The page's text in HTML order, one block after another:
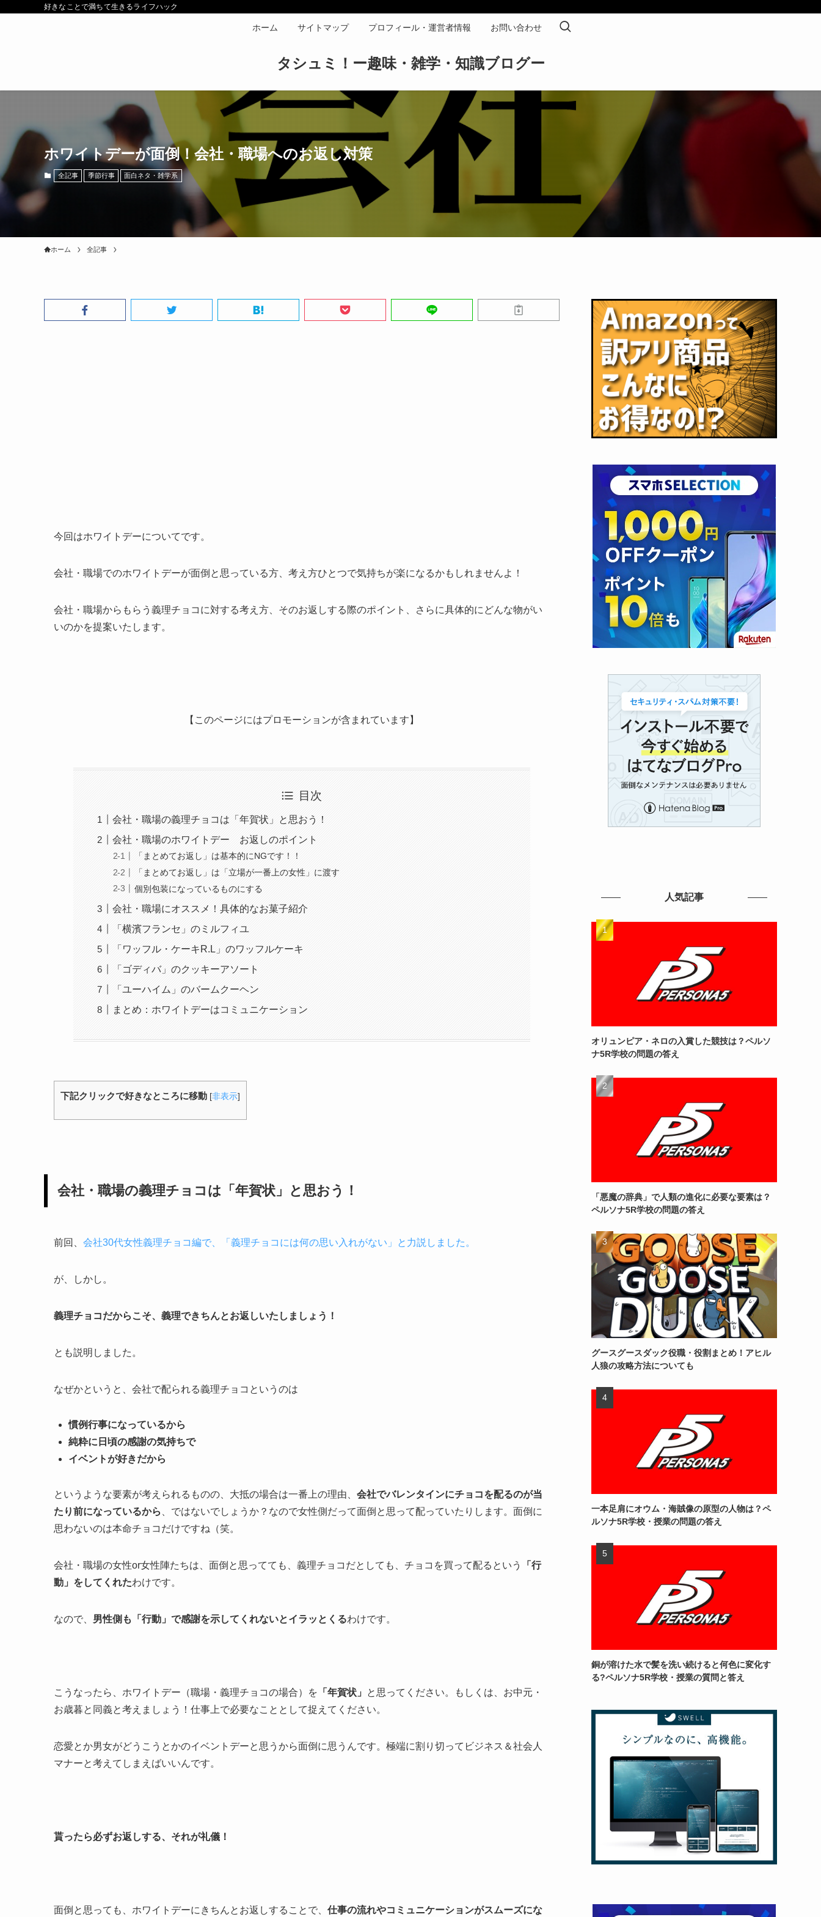
好きなことで満ちて生きるライフハック
タシュミ！ー趣味・雑学・知識ブログー
ホーム サイトマップ プロフィール・運営者情報 お問い合わせ
ホワイトデーが面倒！会社・職場へのお返し対策
全記事 季節行事 面白ネタ・雑学系
ホーム 全記事
今回はホワイトデーについてです。
会社・職場でのホワイトデーが面倒と思っている方、考え方ひとつで気持ちが楽になるかもしれませんよ！
会社・職場からもらう義理チョコに対する考え方、そのお返しする際のポイント、さらに具体的にどんな物がい
いのかを提案いたします。
【このページにはプロモーションが含まれています】
目次
会社・職場の義理チョコは「年賀状」と思おう！
会社・職場のホワイトデー お返しのポイント
「まとめてお返し」は基本的にNGです！！
「まとめてお返し」は「立場が一番上の女性」に渡す
個別包装になっているものにする
会社・職場にオススメ！具体的なお菓子紹介
「横濱フランセ」のミルフィユ
「ワッフル・ケーキR.L」のワッフルケーキ
「ゴディバ」のクッキーアソート
「ユーハイム」のバームクーヘン
まとめ：ホワイトデーはコミュニケーション
下記クリックで好きなところに移動 [非表示]
会社・職場の義理チョコは「年賀状」と思おう！
前回、 会社30代女性義理チョコ編で、「義理チョコには何の思い入れがない」と力説しました。
が、しかし。
義理チョコだからこそ、義理できちんとお返しいたしましょう！
とも説明しました。
なぜかというと、会社で配られる義理チョコというのは
慣例行事になっているから
純粋に日頃の感謝の気持ちで
イベントが好きだから
というような要素が考えられるものの、大抵の場合は一番上の理由、 会社でバレンタインにチョコを配るのが当
たり前になっているから
、ではないでしょうか？なので女性側だって面倒と思って配っていたりします。面倒に
思わないのは本命チョコだけですね（笑。
会社・職場の女性or女性陣たちは、面倒と思ってても、義理チョコだとしても、チョコを買って配るという
「行
動」をしてくれたわけです。
なので、 男性側も「行動」で感謝を示してくれないとイラッとくるわけです。
こうなったら、ホワイトデー（職場・義理チョコの場合）を 「年賀状」
と思ってください。もしくは、お中元・
お歳暮と同義と考えましょう！仕事上で必要なこととして捉えてください。
恋愛とか男女がどうこうとかのイベントデーと思うから面倒に思うんです。極端に割り切ってビジネス＆社会人
マナーと考えてしまえばいいんです。
貰ったら必ずお返しする、それが礼儀！
面倒と思っても、ホワイトデーにきちんとお返しすることで、 仕事の流れやコミュニケーションがスムーズにな
人気記事
オリュンピア・ネロの入賞した競技は？ペルソ
ナ5R学校の問題の答え
「悪魔の辞典」で人類の進化に必要な要素は？
ペルソナ5R学校の問題の答え
グースグースダック役職・役割まとめ！アヒル
人狼の攻略方法についても
一本足肩にオウム・海賊像の原型の人物は？ペ
ルソナ5R学校・授業の問題の答え
銅が溶けた水で髪を洗い続けると何色に変化す
る?ペルソナ5R学校・授業の質問と答え